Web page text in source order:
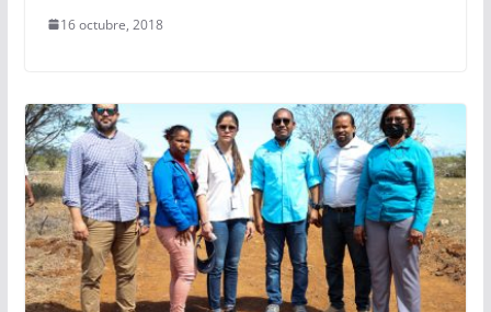
16 octubre, 2018